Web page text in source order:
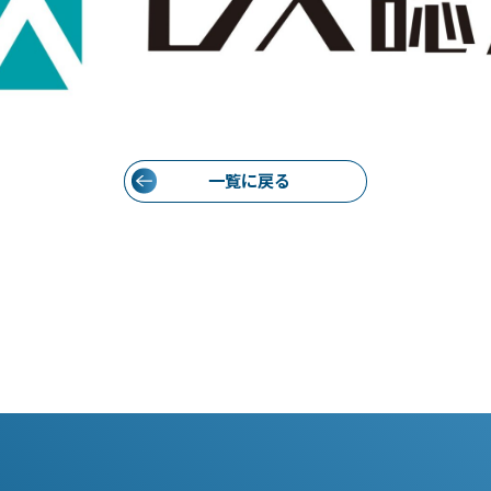
一覧に戻る